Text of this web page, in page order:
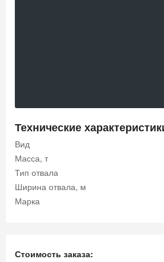
Технические
Вид
Масса, т
Тип отвала
Ширина отвала, м
Марка
Стоимость заказа: